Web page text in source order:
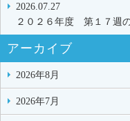
2026.07.27
２０２６年度 第１７週
アーカイブ
2026年8月
2026年7月